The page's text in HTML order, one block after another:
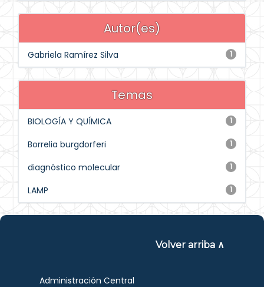
Autor(es)
1
Gabriela Ramírez Silva
Temas
1
BIOLOGÍA Y QUÍMICA
1
Borrelia burgdorferi
1
diagnóstico molecular
1
LAMP
Volver arriba ∧
Administración Central